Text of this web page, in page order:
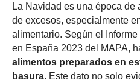
La Navidad es una época de
de excesos, especialmente
alimentario. Según el
en España 2023 del MAPA,
alimentos preparados en
basura. Este dato no solo